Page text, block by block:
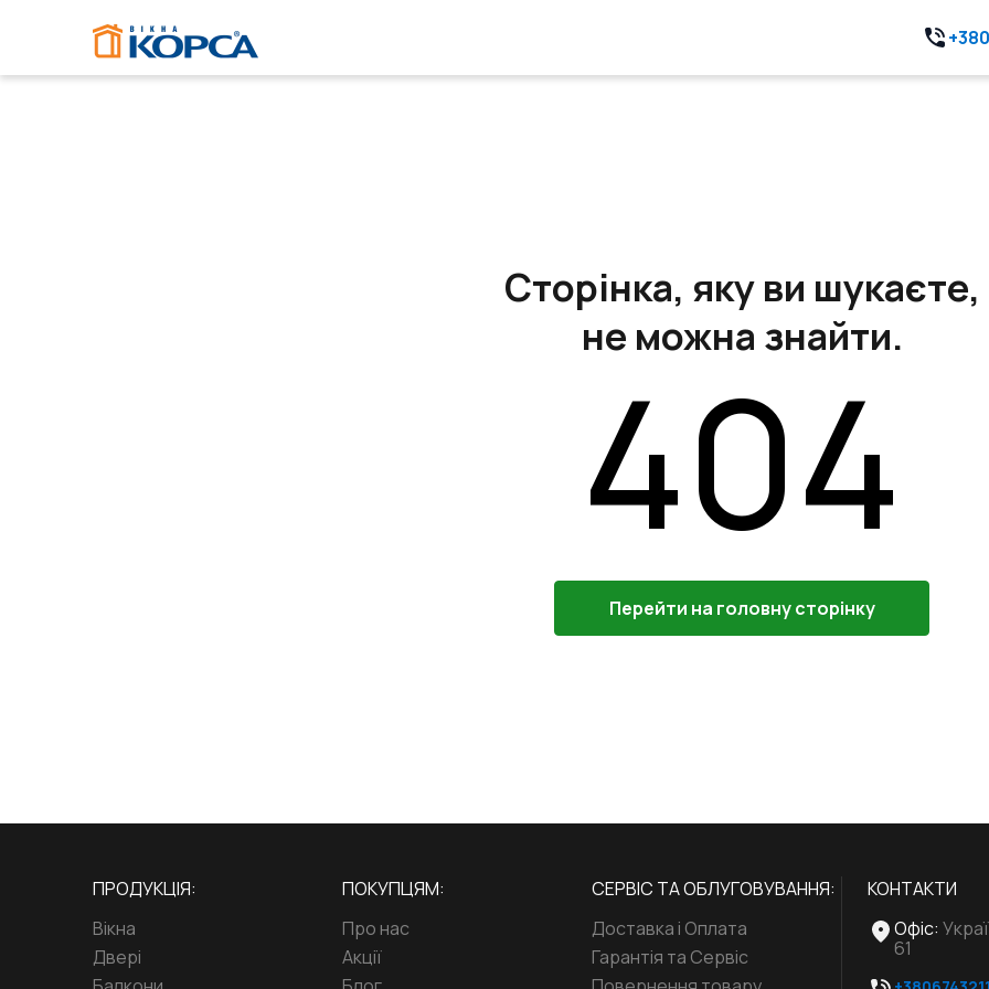
Сторінка, яку ви шукаєте,
не можна знайти.
404
Перейти на головну сторінку
ПРОДУКЦІЯ:
Вікна
Двері
ПОКУПЦЯМ:
Про нас
Акції
СЕРВІС ТА ОБЛУГОВУВАННЯ:
Доставка і Оплата
Гарантія та Сервіс
КОНТАКТИ
Офіс:
61